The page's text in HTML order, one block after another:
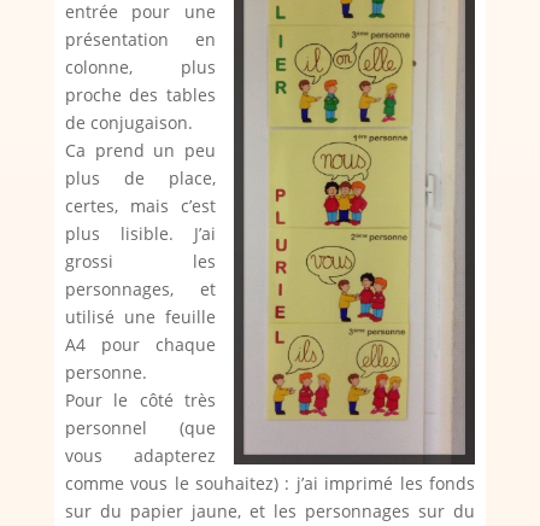
entrée pour une
présentation en
colonne, plus
proche des tables
de conjugaison.
Ca prend un peu
plus de place,
certes, mais c’est
plus lisible. J’ai
grossi les
personnages, et
utilisé une feuille
A4 pour chaque
personne.
Pour le côté très
personnel (que
vous adapterez
comme vous le souhaitez) : j’ai imprimé les fonds
sur du papier jaune, et les personnages sur du